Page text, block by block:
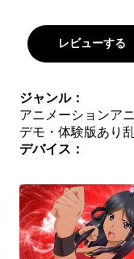
レビューする
ジャンル：
アニメーションア
デモ・体験版あり
デバイス：